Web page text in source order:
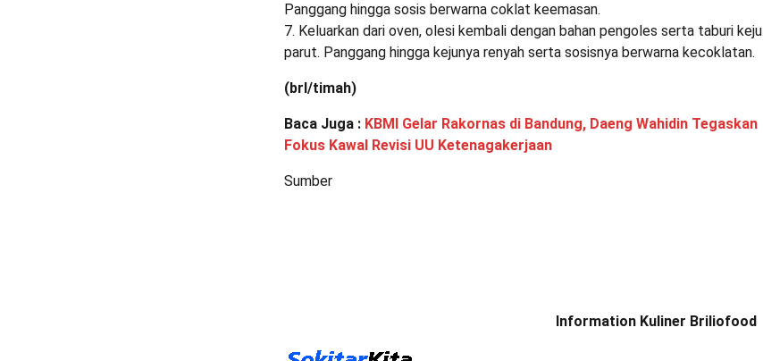
Panggang hingga sosis berwarna coklat keemasan.
7. Keluarkan dari oven, olesi kembali dengan bahan pengoles serta taburi keju
parut. Panggang hingga kejunya renyah serta sosisnya berwarna kecoklatan.
(brl/timah)
Baca Juga : KBMI Gelar Rakornas di Bandung, Daeng Wahidin Tegaskan
Fokus Kawal Revisi UU Ketenagakerjaan
Sumber
Information Kuliner Briliofood